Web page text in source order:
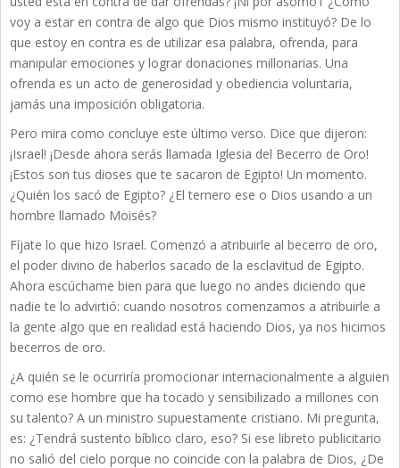
voy a estar en contra de algo que Dios mismo instituyó? De lo
que estoy en contra es de utilizar esa palabra, ofrenda, para
manipular emociones y lograr donaciones millonarias. Una
ofrenda es un acto de generosidad y obediencia voluntaria,
jamás una imposición obligatoria.
Pero mira como concluye este último verso. Dice que dijeron:
¡Israel! ¡Desde ahora serás llamada Iglesia del Becerro de Oro!
¡Estos son tus dioses que te sacaron de Egipto! Un momento.
¿Quién los sacó de Egipto? ¿El ternero ese o Dios usando a un
hombre llamado Moisés?
Fíjate lo que hizo Israel. Comenzó a atribuirle al becerro de oro,
el poder divino de haberlos sacado de la esclavitud de Egipto.
Ahora escúchame bien para que luego no andes diciendo que
nadie te lo advirtió: cuando nosotros comenzamos a atribuirle a
la gente algo que en realidad está haciendo Dios, ya nos hicimos
becerros de oro.
¿A quién se le ocurriría promocionar internacionalmente a alguien
como ese hombre que ha tocado y sensibilizado a millones con
su talento? A un ministro supuestamente cristiano. Mi pregunta,
es: ¿Tendrá sustento bíblico claro, eso? Si ese libreto publicitario
no salió del cielo porque no coincide con la palabra de Dios, ¿De